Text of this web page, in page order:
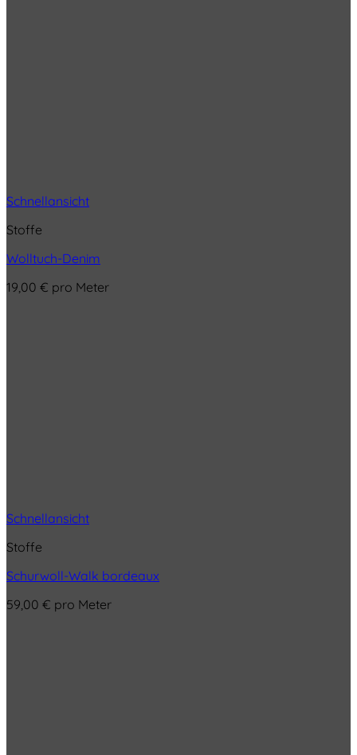
Schnellansicht
Stoffe
Wolltuch-Denim
19,00 € pro Meter
Schnellansicht
Stoffe
Schurwoll-Walk bordeaux
59,00 € pro Meter